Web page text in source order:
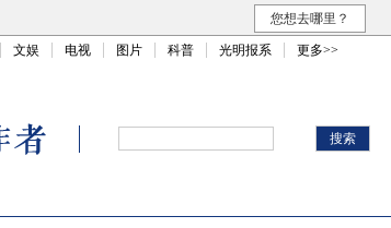
您想去哪里？
文娱 电视 图片 科普 光明报系 更多>>